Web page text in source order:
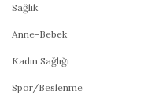
Sağlık
Anne-Bebek
Kadın Sağlığı
Spor/Beslenme